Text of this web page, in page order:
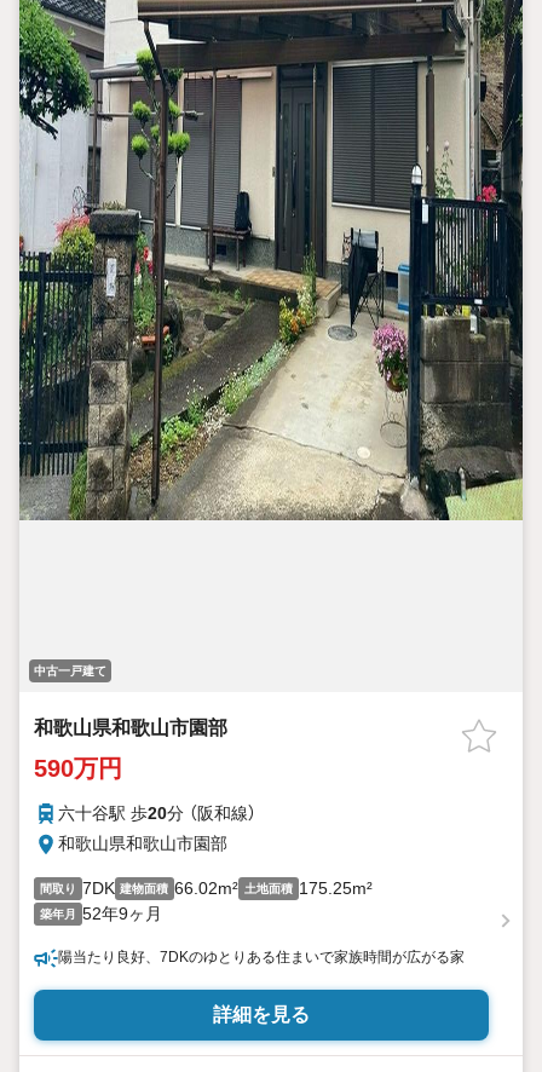
中古一戸建て
和歌山県和歌山市園部
590万円
六十谷駅 歩20分 （阪和線）
和歌山県和歌山市園部
間取り 7DK 建物面積 66.02m² 土地面積 175.25m²
築年月 52年9ヶ月
陽当たり良好、7DKのゆとりある住まいで家族時間が広がる家
詳細を見る